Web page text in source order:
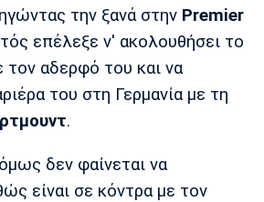
Τσέλσι Άρσεναλ
Μάντσεστερ
την ξανά στην Premier
επέλεξε ν' ακολουθήσει το
τον αδερφό του και να
του στη Γερμανία με τη
.
δεν φαίνεται να
είναι σε κόντρα με τον